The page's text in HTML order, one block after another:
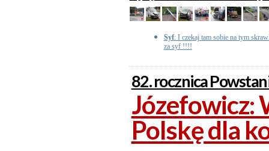
Syf: I czekaj tam sobie na tym
za syf !!!!
82. rocznica
Józefowicz:
Polskę dla